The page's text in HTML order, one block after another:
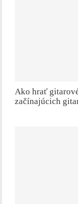
Ako hrať
začínajúcich